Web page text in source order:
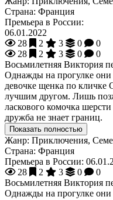
Страна: Франция
Премьера в России:
06.01.2022
28
2 3 0
0
28
2 3 0
0
Восьмилетняя Виктория
Однажды на прогулке они
девочке щенка по кличке
лучшим другом. Лишь
ласкового комочка
дружба не знает границ.
Показать полностью
Жанр: Приключения,
Страна: Франция
Премьера в России:
28
2 3 0
0
Восьмилетняя Виктория
Однажды на прогулке они